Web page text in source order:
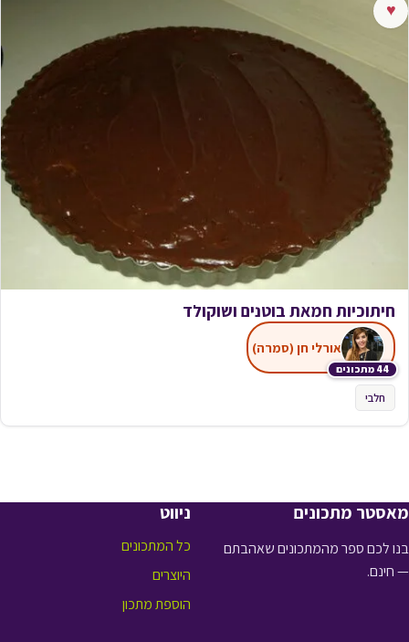
♥
חיתוכיות חמאת בוטנים ושוקולד
44 מתכונים
אורלי חן (סמרה)
חלבי
מאסטר מתכונים
בנו לכם ספר מהמתכונים שאהבתם
— חינם.
ניווט
כל המתכונים
היוצרים
הוספת מתכון